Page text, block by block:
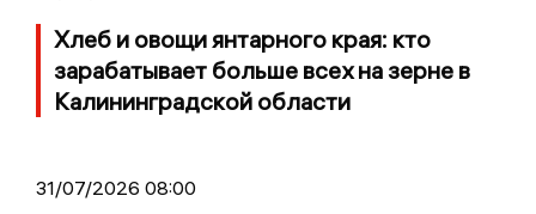
Хлеб и овощи янтарного края: кто
зарабатывает больше всех на зерне в
Калининградской области
31/07/2026 08:00